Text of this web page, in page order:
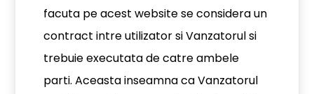
facuta pe acest website se considera un
contract intre utilizator si Vanzatorul si
trebuie executata de catre ambele
parti. Aceasta inseamna ca Vanzatorul